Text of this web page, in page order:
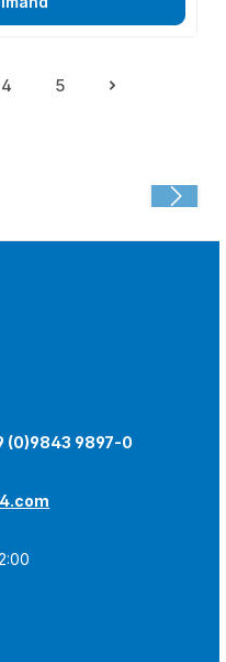
Pagina
4
Pagina
5
(0)9843 9897-0